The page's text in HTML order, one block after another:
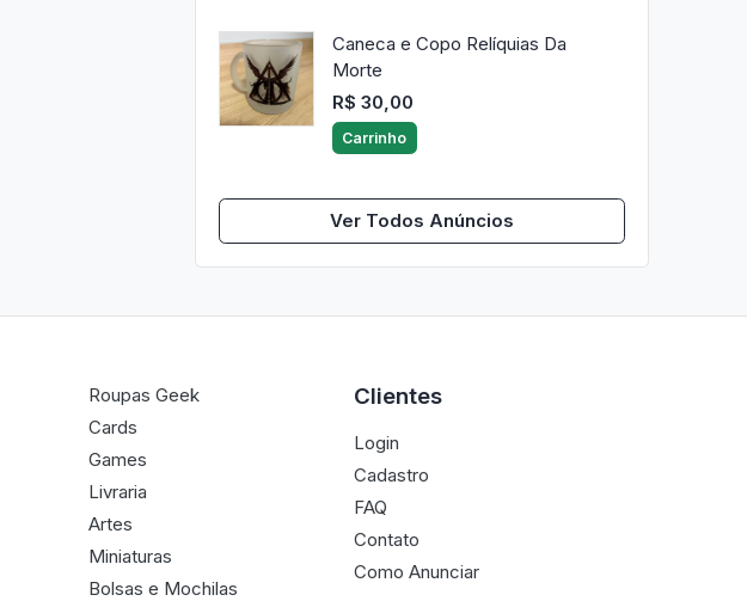
Caneca e Copo Relíquias Da
Morte
R$ 30,00
Carrinho
Ver Todos Anúncios
Roupas Geek
Cards
Games
Livraria
Artes
Miniaturas
Bolsas e Mochilas
Clientes
Login
Cadastro
FAQ
Contato
Como Anunciar